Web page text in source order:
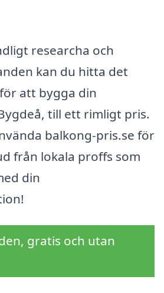
researcha och
kan du hitta det
att bygga din
till ett rimligt pris.
balkong-pris.se för
från lokala proffs som
din
gratis och utan